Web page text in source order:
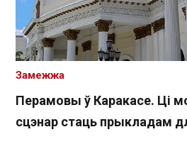
Перамовы ў Каракасе. Ці
сцэнар стаць прыкладам
Замежжа